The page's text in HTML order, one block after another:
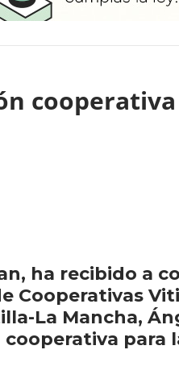
ha recibido a
Cooperativas
La Mancha,
para